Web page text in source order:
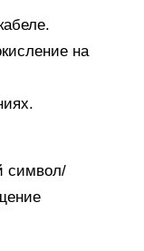
на
символ/